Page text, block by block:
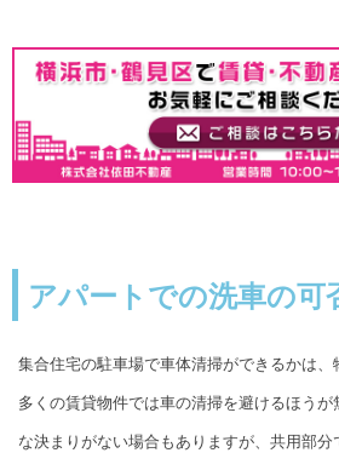
アパートでの洗車の可
集合住宅の駐車場で車体清掃ができるかは、
多くの賃貸物件では車の清掃を避けるほう
な決まりがない場合もありますが、共用部